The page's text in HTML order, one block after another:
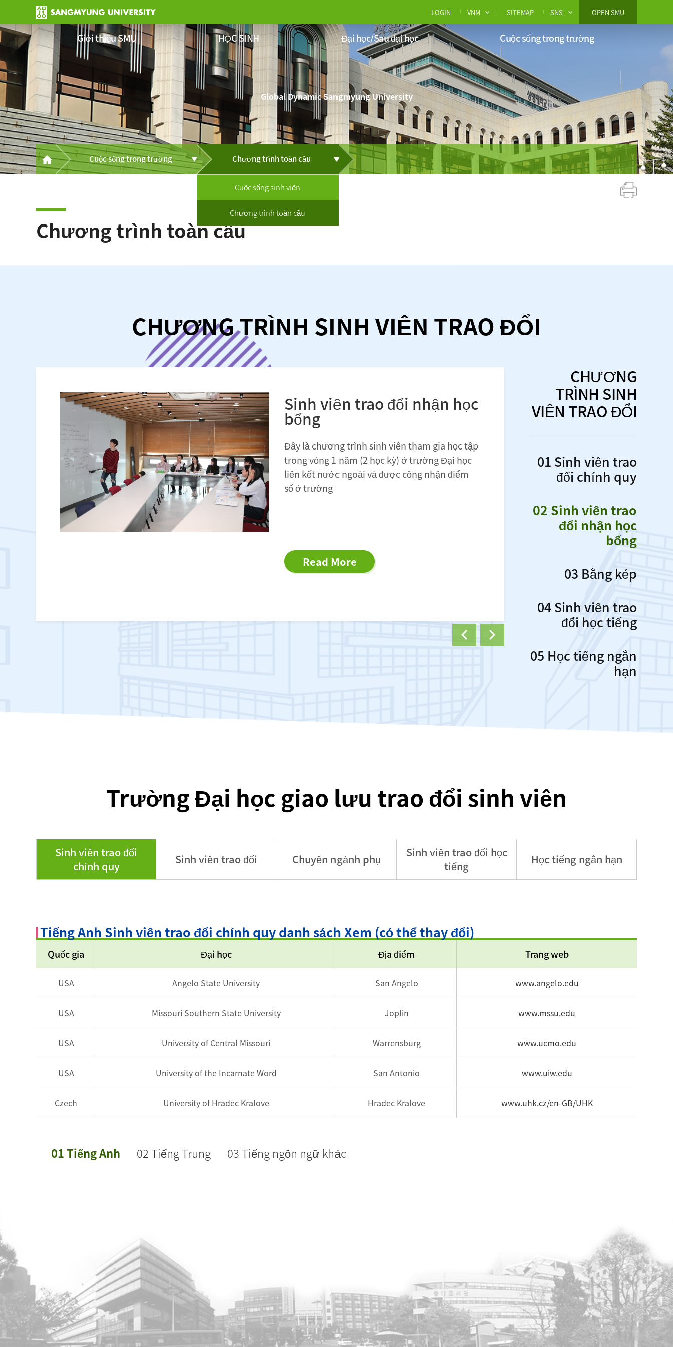
LOGIN VNM SITEMAP SNS OPEN SMU
Giới thiệu SMU HỌC SINH Đại học/Sau đại học Cuộc sống trong trường
Cuộc sống trong trường Chương trình toàn cầu
Cuộc sống sinh viên
Chương trình toàn cầu
Global Dynamic Sangmyung University
Chương trình toàn cầu
CHƯƠNG TRÌNH SINH VIÊN TRAO ĐỔI
Bằng kép
Đây là chương trình được lấy bằng tại hai
trường bằng việc học trong hai năm tại trường
và hai năm tại một trường liên kết hoặc ba
năm tại trường và một năm ở một trường liên
kết.
Read More
CHƯƠNG
TRÌNH SINH
VIÊN TRAO ĐỔI
01 Sinh viên trao
đổi chính quy
02 Sinh viên trao
đổi nhận học bổng
đổi học tiếng
hạn
Trường Đại học giao lưu trao đổi sinh viên
Sinh viên trao đổi
chính quy
Sinh viên trao đổi Chuyên ngành phụ
Sinh viên trao đổi học
tiếng
Học tiếng ngắn hạn
Quốc gia Đại học Địa điểm Trang web
USA Angelo State University San Angelo www.angelo.edu
USA Missouri Southern State University Joplin www.mssu.edu
USA University of Central Missouri Warrensburg www.ucmo.edu
USA University of the Incarnate Word San Antonio www.uiw.edu
Czech University of Hradec Kralove Hradec Kralove www.uhk.cz/en-GB/UHK